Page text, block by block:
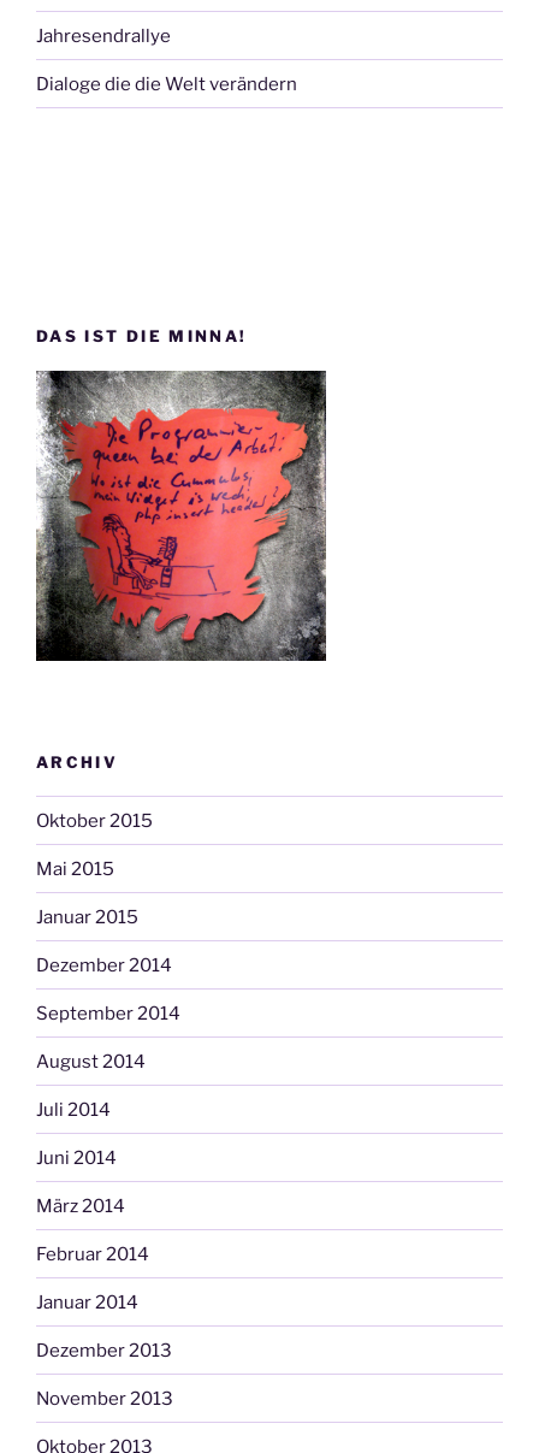
Jahresendrallye
Dialoge die die Welt verändern
DAS IST DIE MINNA!
ARCHIV
Oktober 2015
Mai 2015
Januar 2015
Dezember 2014
September 2014
August 2014
Juli 2014
Juni 2014
März 2014
Februar 2014
Januar 2014
Dezember 2013
November 2013
Oktober 2013